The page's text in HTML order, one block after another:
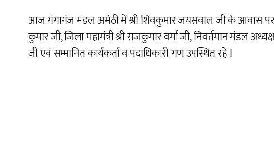
आज गंगागंज मंडल अमेठी में श्री शिवकुमार जयसवाल जी के आवास पर
कुमार जी, जिला महामंत्री श्री राजकुमार वर्मा जी, निवर्तमान मंडल
जी एवं सम्मानित कार्यकर्ता व पदाधिकारी गण उपस्थित रहे I